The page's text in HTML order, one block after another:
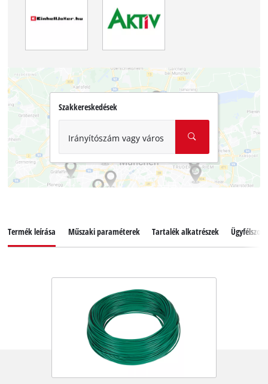
Szakkereskedések
Irányítószám vagy város
Termék leírása Műszaki paraméterek Tartalék alkatrészek